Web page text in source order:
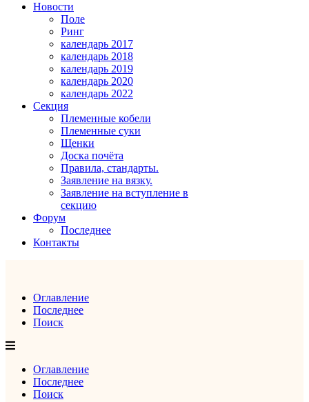
Новости
Поле
Ринг
календарь 2017
календарь 2018
календарь 2019
календарь 2020
календарь 2022
Секция
Племенные кобели
Племенные суки
Щенки
Доска почёта
Правила, стандарты.
Заявление на вязку.
Заявление на вступление в
секцию
Форум
Последнее
Контакты
Оглавление
Последнее
Поиск
Оглавление
Последнее
Поиск